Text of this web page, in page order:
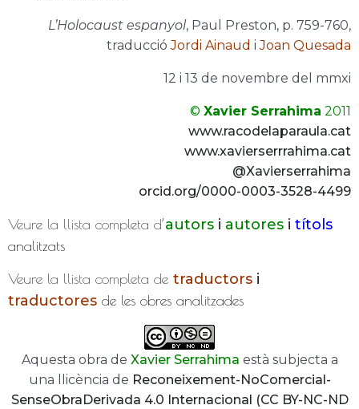
L’Holocaust espanyol, Paul Preston, p. 759-760,
traduccióJordi Ainaud iJoan Quesada
12 i 13 de novembre del mmxi
© Xavier Serrahima 2011
www.racodelaparaula.cat
www.xavierserrrahima.cat
@Xavierserrahima
orcid.org/0000-0003-3528-4499
Veure la llista completa d’autors i autores i títols
analitzats
Veure la llista completa de traductors i
traductores de les obres analitzades
Aquesta obra de Xavier Serrahima està subjecta a
una llicència de Reconeixement-NoComercial-
SenseObraDerivada 4.0 Internacional (CC BY-NC-ND